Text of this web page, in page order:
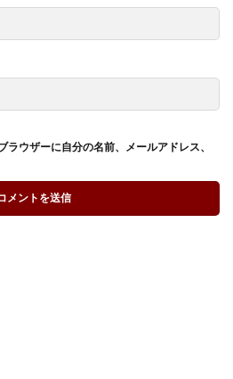
ウザーに自分の名前、メールアドレス、